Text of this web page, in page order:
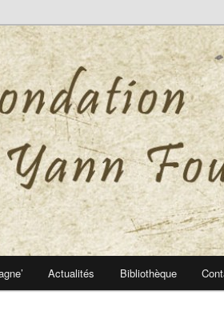
Fouéré
Fouéré
Actualités Bibliothèque